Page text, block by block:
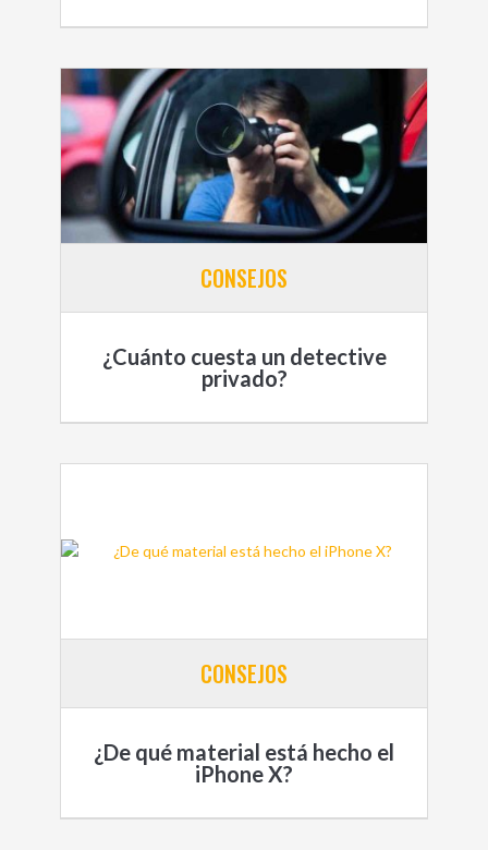
CONSEJOS
¿Cuánto cuesta un detective
privado?
CONSEJOS
¿De qué material está hecho el
iPhone X?